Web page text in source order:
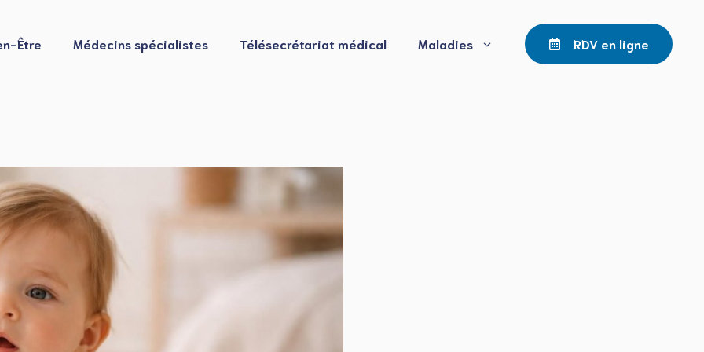
Être Médecins spécialistes Télésecrétariat médical Maladies RDV en ligne